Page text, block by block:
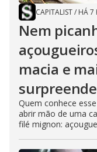
CAPITALIST/ HÁ 7
Nem
macia e
Quem conhece
abrir mão de uma
filé mignon: